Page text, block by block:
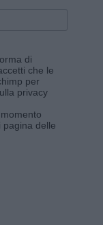
di
che le
per
privacy
pagina delle